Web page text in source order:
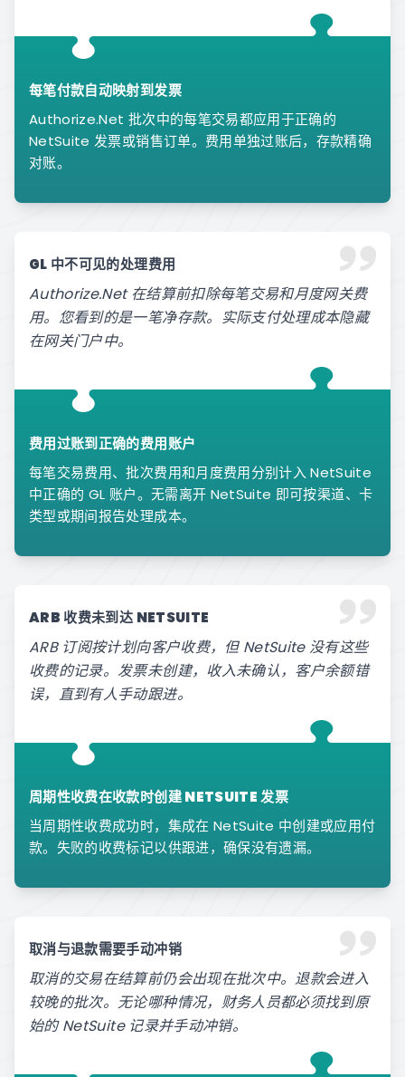
每笔付款自动映射到发票
Authorize.Net 批次中的每笔交易都应用于正确的
NetSuite 发票或销售订单。费用单独过账后，存款精确
对账。
GL 中不可见的处理费用
Authorize.Net 在结算前扣除每笔交易和月度网关费
用。您看到的是一笔净存款。实际支付处理成本隐藏
在网关门户中。
费用过账到正确的费用账户
每笔交易费用、批次费用和月度费用分别计入 NetSuite
中正确的 GL 账户。无需离开 NetSuite 即可按渠道、卡
类型或期间报告处理成本。
ARB 收费未到达 NETSUITE
ARB 订阅按计划向客户收费，但 NetSuite 没有这些
收费的记录。发票未创建，收入未确认，客户余额错
误，直到有人手动跟进。
周期性收费在收款时创建 NETSUITE 发票
当周期性收费成功时，集成在 NetSuite 中创建或应用付
款。失败的收费标记以供跟进，确保没有遗漏。
取消与退款需要手动冲销
取消的交易在结算前仍会出现在批次中。退款会进入
较晚的批次。无论哪种情况，财务人员都必须找到原
始的 NetSuite 记录并手动冲销。